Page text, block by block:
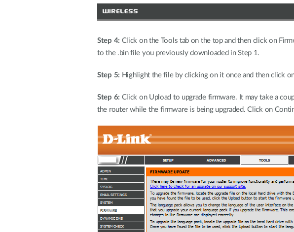
Step 4: Click on the Tools tab on the top and then click on
to the .bin file you previously downloaded in Step 1.
Step 5: Highlight the file by clicking on it once and then click
Step 6: Click on Upload to upgrade firmware. It may take a
the router while the firmware is being upgraded. Click on